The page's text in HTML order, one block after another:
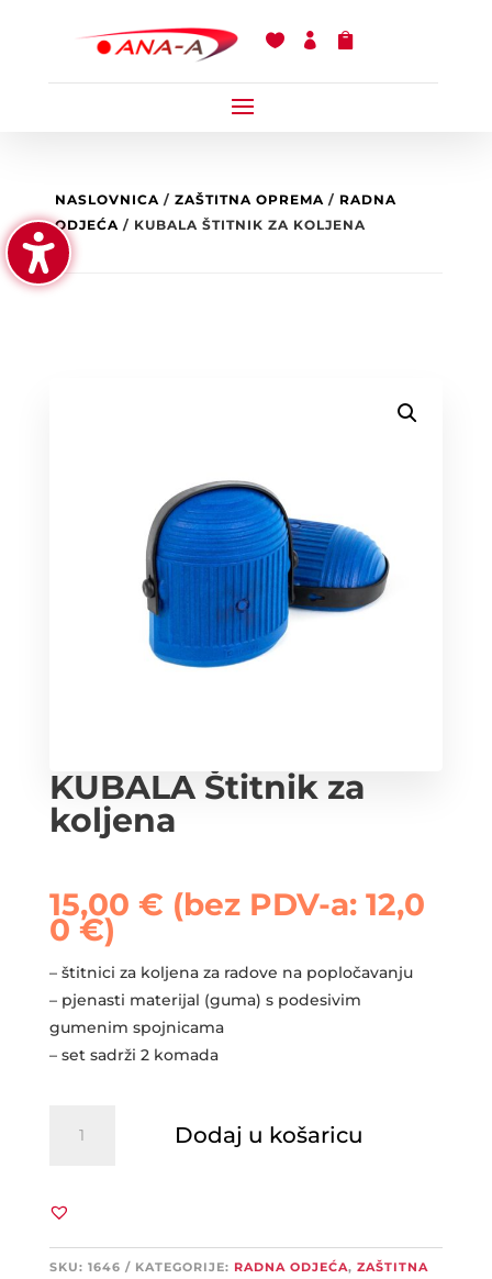
  
NASLOVNICA/ ZAŠTITNA OPREMA/ RADNA
ODJEĆA/ KUBALA ŠTITNIK ZA KOLJENA
KUBALA Štitnik za
koljena
15,00 € (bez PDV-a: 12,0
0 €)
– štitnici za koljena za radove na popločavanju
– pjenasti materijal (guma) s podesivim
gumenim spojnicama
– set sadrži 2 komada
Štitnik
količina
Dodaj u košaricu
SKU: 1646 KATEGORIJE: RADNA ODJEĆA, ZAŠTITNA